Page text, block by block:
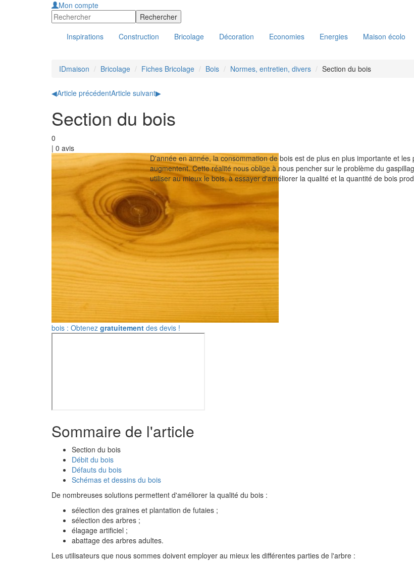
Mon compte
Inspirations Construction Bricolage Décoration Economies Energies Maison écolo
IDmaison Bricolage Fiches Bricolage Bois Normes, entretien, divers Section du bois
◀Article précédentArticle suivant▶
Section du bois
0
| 0 avis
D'année en année, la consommation de bois est de plus en plus importante et les
augmentent. Cette réalité nous oblige à nous pencher sur le problème du
utiliser au mieux le bois, à essayer d'améliorer la qualité et la quantité de bois
bois : Obtenez gratuitement des devis !
Sommaire de l'article
Section du bois
Débit du bois
Défauts du bois
Schémas et dessins du bois
De nombreuses solutions permettent d'améliorer la qualité du bois :
sélection des graines et plantation de futaies ;
sélection des arbres ;
élagage artificiel ;
abattage des arbres adultes.
Les utilisateurs que nous sommes doivent employer au mieux les différentes parties de l'arbre :